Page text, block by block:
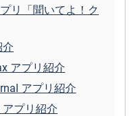
リ「聞いてよ！ク
アプリ紹介
アプリ紹介
アプリ紹介